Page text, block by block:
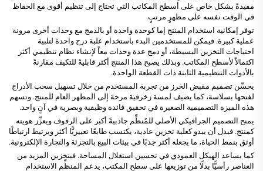
مفيدةً بشكل خاص على أسطح المكاتب التي تحتاج إلى تنظيم أقوى مع الحفاظ
في الوقت نفسه على مظهرٍ مرتبٍ.
توفر إمكانية استخدام المنتج إما كوحدة واحدة أو بالدمج مع وحدات أخرى مرونة
عملية كبيرة. فيمكن للمستخدمين البدء باستخدام علبة درج واحدة لتلبية
احتياجات التخزين البسيطة، أو دمج عدة وحدات معاً لإنشاء نظام تنظيمي أكثر
اكتمالاً لأسطح المكاتب. وبذلك يصبح هذا المنتج أكثر قابليةً للتكيف مقارنةً
بالأدوات التنظيمية الثابتة ذات القطعة الواحدة.
يحسِّن تصميم مقبض الخرز من تجربة المستخدم من خلال تسهيل سحب الأدراج
لفتحها بسلاسة، كما يضيف لمسة زخرفية مرحة إلى المظهر العام للمنتج. وتسهم
هذه الميزة التصميمية الصغيرة في تحقيق فائدة وظيفية وبصرية في آنٍ واحد.
يمنح التصميم الجرافيكي الأصلي للمُنظِّم جاذبيةً أكبر على الرفوف ويعزِّز هويته
كمنتج. فبدل أن يبدو كعلبة تخزين عادية، يكتسب طابعًا تعبيريًّا أكثر ويرتبط ارتباطًا
أوثق بنمط الحياة، ما يجعله أكثر جذبًا في بيئات البيع بالتجزئة والتجارة الإلكترونية.
كما يساعد الهيكل العمودي في تحسين استغلال المساحة. فبتخزين المزيد من
العناصر رأسيًّا بدلًا من توزيعها على سطح المكتب، يدعم المنظِّم الاستخدام